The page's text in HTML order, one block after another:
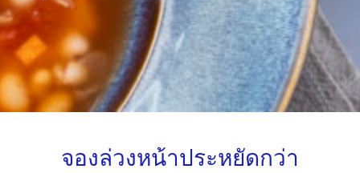
จองล่วงหน้าประหยัดกว่า